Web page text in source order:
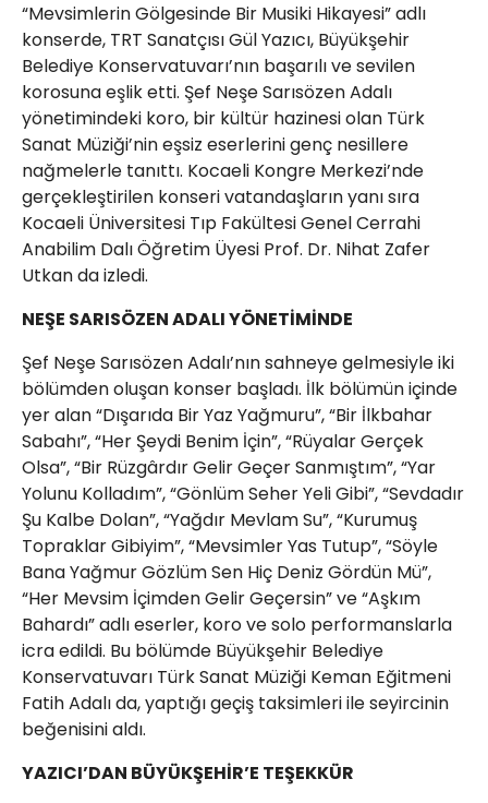
“Mevsimlerin Gölgesinde Bir Musiki Hikayesi” adlı
konserde, TRT Sanatçısı Gül Yazıcı, Büyükşehir
Belediye Konservatuvarı’nın başarılı ve sevilen
korosuna eşlik etti. Şef Neşe Sarısözen Adalı
yönetimindeki koro, bir kültür hazinesi olan Türk
Sanat Müziği’nin eşsiz eserlerini genç nesillere
nağmelerle tanıttı. Kocaeli Kongre Merkezi’nde
gerçekleştirilen konseri vatandaşların yanı sıra
Kocaeli Üniversitesi Tıp Fakültesi Genel Cerrahi
Anabilim Dalı Öğretim Üyesi Prof. Dr. Nihat Zafer
Utkan da izledi.
NEŞE SARISÖZEN ADALI YÖNETİMİNDE
Şef Neşe Sarısözen Adalı’nın sahneye gelmesiyle iki
bölümden oluşan konser başladı. İlk bölümün içinde
yer alan “Dışarıda Bir Yaz Yağmuru”, “Bir İlkbahar
Sabahı”, “Her Şeydi Benim İçin”, “​Rüyalar Gerçek
Olsa”, “​Bir Rüzgârdır Gelir Geçer Sanmıştım”, “​Yar
Yolunu Kolladım”, “​Gönlüm Seher Yeli Gibi”, “​Sevdadır
Şu Kalbe Dolan”, “Yağdır Mevlam Su”, “​Kurumuş
Topraklar Gibiyim”, “​Mevsimler Yas Tutup”, “​Söyle
Bana Yağmur Gözlüm Sen Hiç Deniz Gördün Mü”,
“Her Mevsim İçimden Gelir Geçersin” ve “Aşkım
Bahardı” adlı eserler, koro ve solo performanslarla
icra edildi. Bu bölümde Büyükşehir Belediye
Konservatuvarı Türk Sanat Müziği Keman Eğitmeni
Fatih Adalı da, yaptığı geçiş taksimleri ile seyircinin
beğenisini aldı.
YAZICI’DAN BÜYÜKŞEHİR’E TEŞEKKÜR